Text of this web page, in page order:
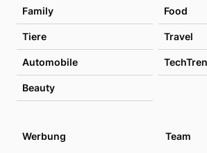
Family Food
Tiere Travel
Automobile
Beauty
Werbung
Team